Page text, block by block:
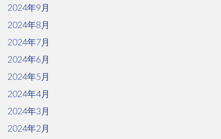
2024年9月
2024年8月
2024年7月
2024年6月
2024年5月
2024年4月
2024年3月
2024年2月